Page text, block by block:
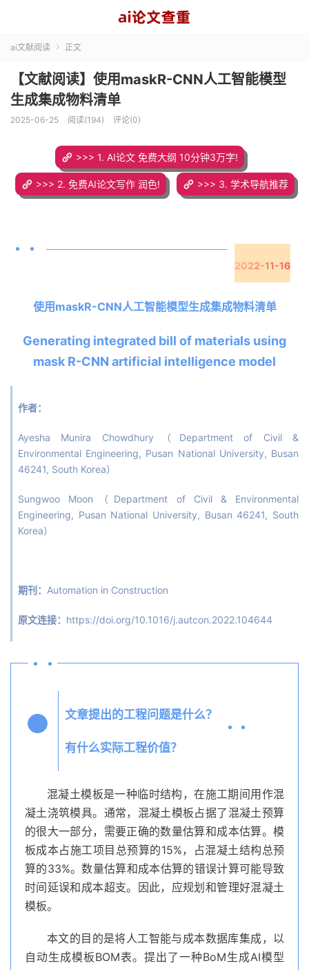
ai文献阅读  正文
【文献阅读】使用maskR-CNN人工智能模型
生成集成物料清单
2025-06-25 阅读(194) 评论(0)
>>> 1. AI论文 免费大纲 10分钟3万字!
>>> 2. 免费AI论文写作 润色! >>> 3. 学术导航推荐
2022-11-16
使用maskR-CNN人工智能模型生成集成物料清单
Generating integrated bill of materials using
mask R-CNN artificial intelligence model
作者：
Ayesha Munira Chowdhury（Department of Civil &
Environmental Engineering, Pusan National University, Busan
46241, South Korea）
Sungwoo Moon（Department of Civil & Environmental
Engineering, Pusan National University, Busan 46241, South
Korea）
期刊： Automation in Construction
原文连接： https://doi.org/10.1016/j.autcon.2022.104644
Q1
文章提出的工程问题是什么？
有什么实际工程价值？
混凝土模板是一种临时结构，在施工期间用作混
凝土浇筑模具。通常，混凝土模板占据了混凝土预算
的很大一部分，需要正确的数量估算和成本估算。模
板成本占施工项目总预算的15%，占混凝土结构总预
算的33%。数量估算和成本估算的错误计算可能导致
时间延误和成本超支。因此，应规划和管理好混凝土
模板。
本文的目的是将人工智能与成本数据库集成，以
自动生成模板BOM表。提出了一种BoM生成AI模型